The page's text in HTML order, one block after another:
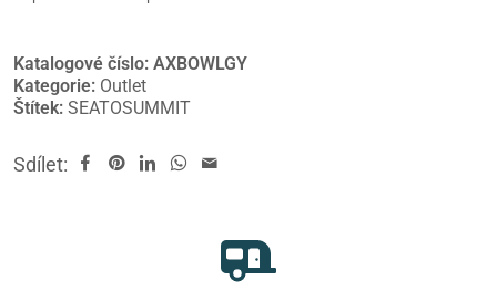
Katalogové číslo: AXBOWLGY
Kategorie: Outlet
Štítek: SEATOSUMMIT
Sdílet: